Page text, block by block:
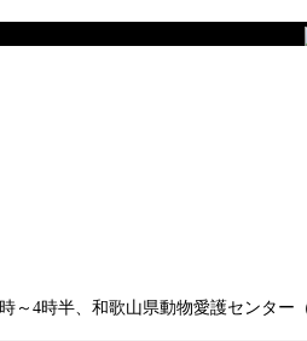
～4時半、和歌山県動物愛護セン